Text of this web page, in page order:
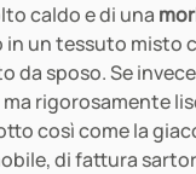
caldo e di una
un tessuto misto
sposo. Se
rigorosamente
così come la
di fattura